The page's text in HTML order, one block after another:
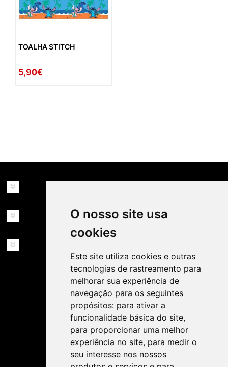
O nosso site usa
cookies
Este site utiliza cookies e outras
tecnologias de rastreamento para
melhorar sua experiência de
navegação para os seguintes
propósitos: para ativar a
funcionalidade básica do site,
para proporcionar uma melhor
experiência no site, para medir o
seu interesse nos nossos
TOALHA STITCH
5,90€
MINHA CONTA
SIGA-NOS NAS REDES SOCIAIS!